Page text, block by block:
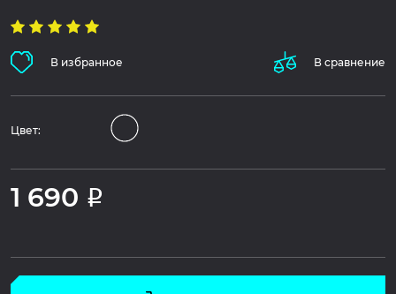
В избранное В сравнение
Цвет:
1 690 Р